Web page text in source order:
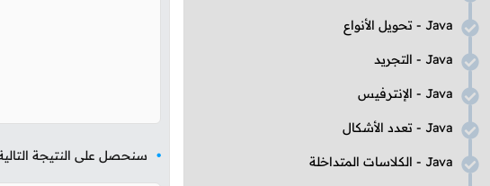
Java - تحويل الأنواع
Java - التجريد
Java - الإنترفيس
Java - تعدد الأشكال
Java - الكلاسات المتداخلة سنحصل على النتيجة